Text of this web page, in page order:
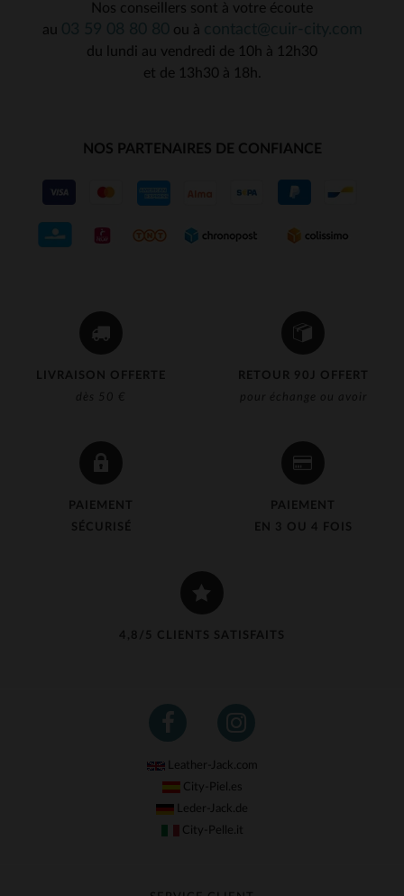
LIVRAISON OFFERTE
dès 50 €
RETOUR 90J OFFERT
pour échange ou avoir
PAIEMENT
SÉCURISÉ
PAIEMENT
EN 3 OU 4 FOIS
4,8/5 CLIENTS SATISFAITS
Nos conseillers sont à votre écoute
au
ou à
du lundi au vendredi de 10h à 12h30
et de 13h30 à 18h.
NOS PARTENAIRES DE CONFIANCE
Leather-Jack.com
City-Piel.es
Leder-Jack.de
City-Pelle.it